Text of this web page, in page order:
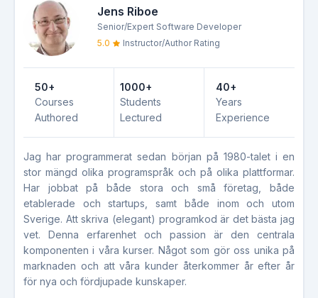
Jens Riboe
Senior/Expert Software Developer
5.0
Instructor/Author Rating
50+
Courses
Authored
1000+
Students
Lectured
40+
Years
Experience
Jag har programmerat sedan början på 1980-talet i en
stor mängd olika programspråk och på olika plattformar.
Har jobbat på både stora och små företag, både
etablerade och startups, samt både inom och utom
Sverige. Att skriva (elegant) programkod är det bästa jag
vet. Denna erfarenhet och passion är den centrala
komponenten i våra kurser. Något som gör oss unika på
marknaden och att våra kunder återkommer år efter år
för nya och fördjupade kunskaper.